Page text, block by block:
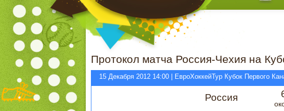
Протокол матча Россия-Чехия на
15 Декабря 2012 14:00 | ЕвроХоккейТур Кубок Первого
Россия